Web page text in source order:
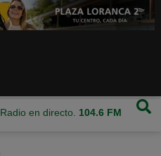
Radio en directo. 104.6 FM